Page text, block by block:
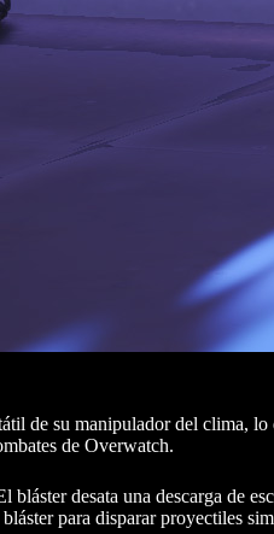
de su manipulador del clima,
de Overwatch.
desata una descarga de
para disparar proyectiles